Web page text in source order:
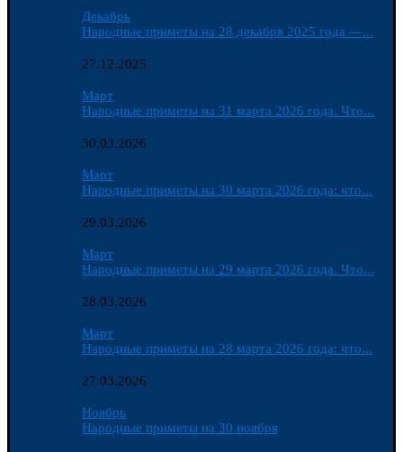
Декабрь
Народные приметы на 28 декабря 2025 года —...
27.12.2025
Март
Народные приметы на 31 марта 2026 года. Что...
30.03.2026
Март
Народные приметы на 30 марта 2026 года: что...
29.03.2026
Март
Народные приметы на 29 марта 2026 года. Что...
28.03.2026
Март
Народные приметы на 28 марта 2026 года: что...
27.03.2026
Ноябрь
Народные приметы на 30 ноября